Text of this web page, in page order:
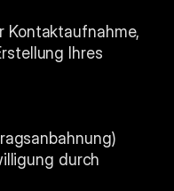
Kontaktaufnahme,
Ihres
durch